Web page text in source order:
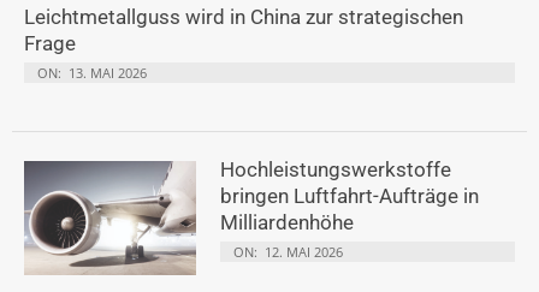
Leichtmetallguss wird in China zur strategischen
Frage
ON: 13. MAI 2026
Hochleistungswerkstoffe
bringen Luftfahrt-Aufträge in
Milliardenhöhe
ON: 12. MAI 2026